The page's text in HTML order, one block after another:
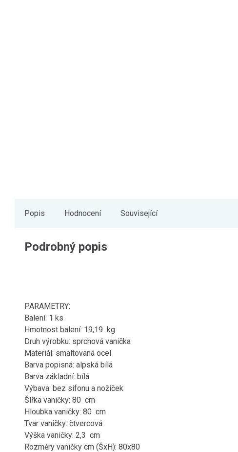
Popis Hodnocení Související
Podrobný popis
PARAMETRY:
Balení: 1 ks
Hmotnost balení: 19,19 kg
Druh výrobku: sprchová vanička
Materiál: smaltovaná ocel
Barva popisná: alpská bílá
Barva základní: bílá
Výbava: bez sifonu a nožiček
Šířka vaničky: 80 cm
Hloubka vaničky: 80 cm
Tvar vaničky: čtvercová
Výška vaničky: 2,3 cm
Rozměry vaničky cm (ŠxH): 80x80